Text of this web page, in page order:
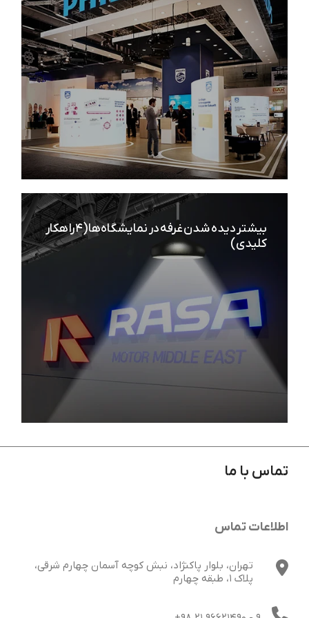
اختصاصی، کدام یک مناسب شماست؟
آشنایی با انواع تجهیزات غرفه سازی نمایشگاهی
بیشتر دیده شدن غرفه در نمایشگاه‌ها (۴ راهکار
کلیدی)
تماس با ما
اطلاعات تماس
تهران، بلوار پاکنژاد، نبش کوچه آسمان چهارم شرقی،
پلاک 1، طبقه چهارم